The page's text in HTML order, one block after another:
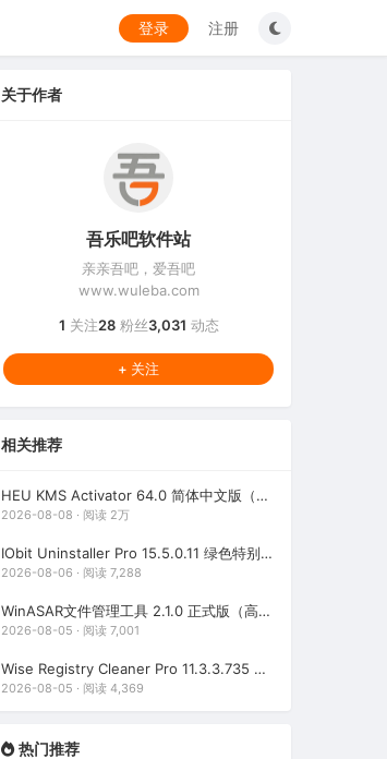
登录 注册
关于作者
吾乐吧软件站
亲亲吾吧，爱吾吧
www.wuleba.com
1 关注28粉丝3,031 动态
+ 关注
相关推荐
HEU KMS Activator 64.0 简体中文版（支持激活最新版Windows/Office离线永久激活）
2026-08-08 · 阅读 2万
IObit Uninstaller Pro 15.5.0.11 绿色特别版（强大的软件卸载工具）
2026-08-06 · 阅读 7,288
WinASAR文件管理工具 2.1.0 正式版（高仿WinRAR，最好用的Electron ASAR文件打包/解包工具、压缩/解压工具）
2026-08-05 · 阅读 7,001
Wise Registry Cleaner Pro 11.3.3.735 绿色便携版（注册表清理工具）
2026-08-05 · 阅读 4,369
热门推荐